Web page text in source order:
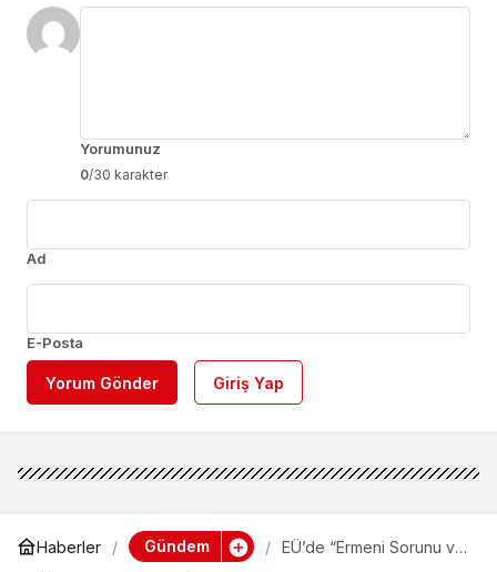
Yorumunuz
0/30 karakter
Ad
E-Posta
Yorum Gönder Giriş Yap
Haberler Gündem
EÜ’de “Ermeni Sorunu ve